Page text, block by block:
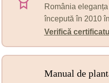
România
începută în 2010
Verifică
Manual de